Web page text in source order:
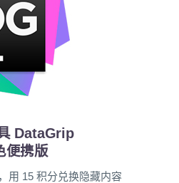
DataGrip
便携版
用 15 积分兑换隐藏内容